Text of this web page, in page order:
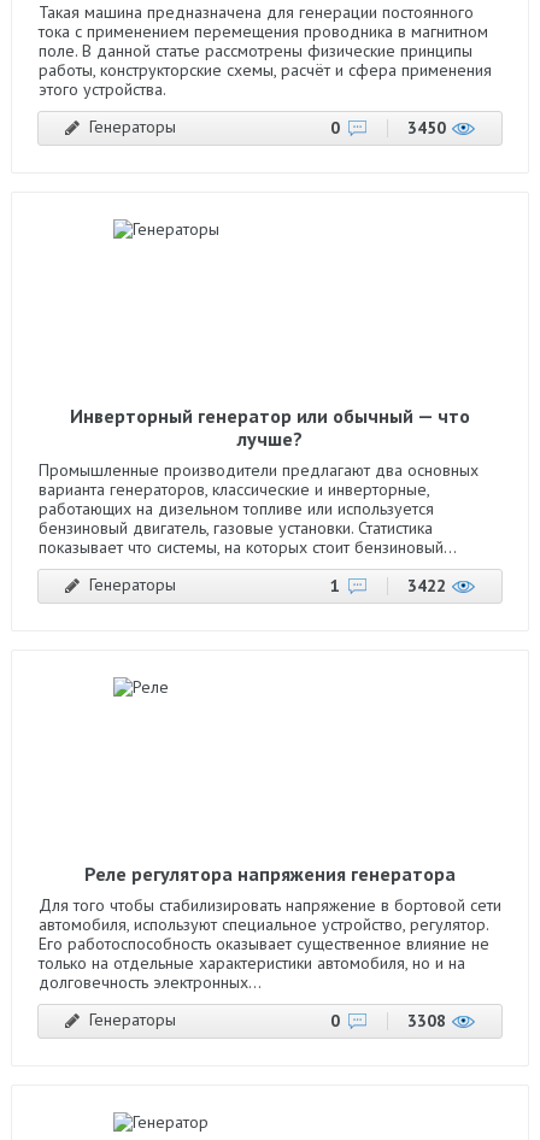
Такая машина предназначена для генерации постоянного
тока с применением перемещения проводника в магнитном
поле. В данной статье рассмотрены физические принципы
работы, конструкторские схемы, расчёт и сфера применения
этого устройства.
Генераторы
0 3450
Инверторный генератор или обычный — что
лучше?
Промышленные производители предлагают два основных
варианта генераторов, классические и инверторные,
работающих на дизельном топливе или используется
бензиновый двигатель, газовые установки. Статистика
показывает что системы, на которых стоит бензиновый...
Генераторы
1 3422
Реле регулятора напряжения генератора
Для того чтобы стабилизировать напряжение в бортовой сети
автомобиля, используют специальное устройство, регулятор.
Его работоспособность оказывает существенное влияние не
только на отдельные характеристики автомобиля, но и на
долговечность электронных...
Генераторы
0 3308